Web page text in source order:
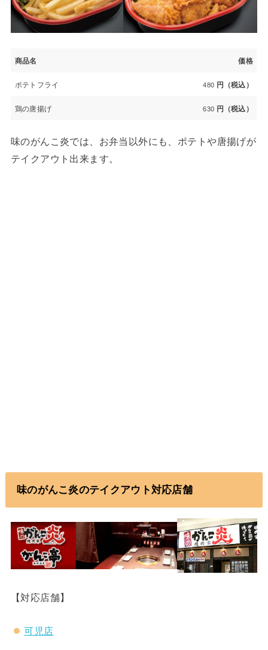
商品名 価格
ポテトフライ 480 円（税込）
鶏の唐揚げ 630 円（税込）
味のがんこ炎では、お弁当以外にも、ポテトや唐揚げが
テイクアウト出来ます。
味のがんこ炎のテイクアウト対応店舗
【対応店舗】
可児店